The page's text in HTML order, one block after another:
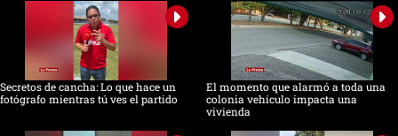
Secretos de cancha: Lo que hace un
fotógrafo mientras tú ves el partido
El momento que alarmó a toda una
colonia vehículo impacta una
vivienda